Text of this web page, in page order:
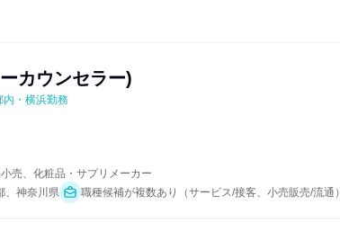
カウンセラー)
・横浜勤務
売、化粧品・サプリメーカー
、神奈川県 職種候補が複数あり（サービス/接客、小売販売/流通）